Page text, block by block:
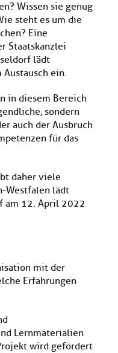
Wissen sie genug
steht es um die
Eine
Staatskanzlei
lädt
ein.
in diesem Bereich
sondern
auch der Ausbruch
für das
daher viele
Westfalen lädt
am 12. April 2022
mit der
Erfahrungen
Lernmaterialien
wird gefördert